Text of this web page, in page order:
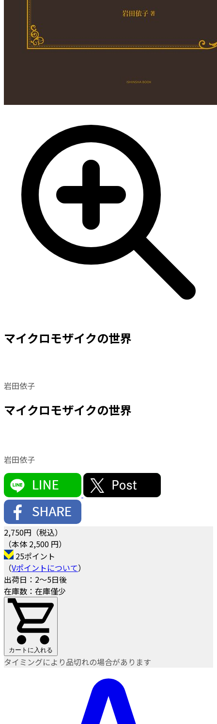
マイクロモザイクの世界
岩田依子
マイクロモザイクの世界
岩田依子
2,750円（税込）
（本体 2,500 円）
25ポイント
（Vポイントについて）
出荷日：2～5日後
在庫数：在庫僅少
カートに入れる
タイミングにより品切れの場合があります